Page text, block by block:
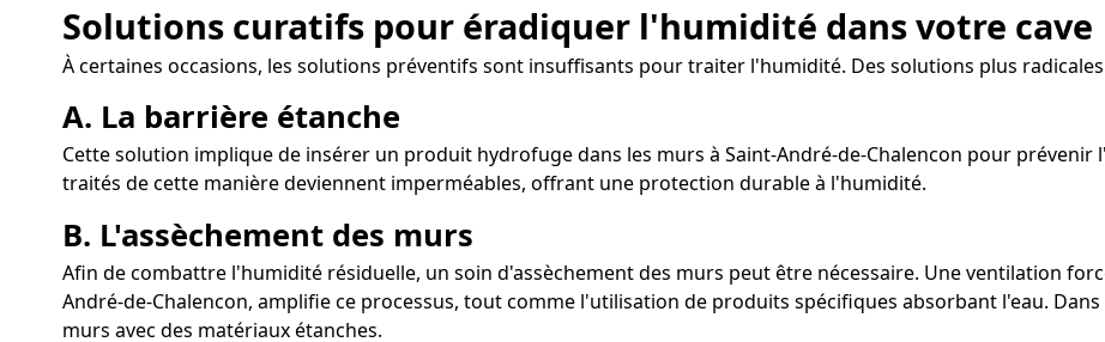
Solutions curatifs pour éradiquer l'humidité dans votre cave
À certaines occasions, les solutions préventifs sont insuffisants pour traiter l'humidité. Des solutions plus
A. La barrière étanche
Cette solution implique de insérer un produit hydrofuge dans les murs à Saint-André-de-Chalencon pour prévenir
traités de cette manière deviennent imperméables, offrant une protection durable à l'humidité.
B. L'assèchement des murs
Afin de combattre l'humidité résiduelle, un soin d'assèchement des murs peut être nécessaire. Une ventilation
André-de-Chalencon, amplifie ce processus, tout comme l'utilisation de produits spécifiques absorbant l'eau.
murs avec des matériaux étanches.